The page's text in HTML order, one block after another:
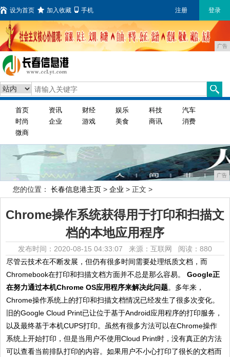
设为首页 加入收藏 手机 注册 登录
广告
首页 资讯 财经 娱乐 科技
汽车
时尚
企业 游戏 美食 商讯
消费
微商
广告
您的位置： 长春信息港主页 > 企业 > 正文 >
Chrome操作系统获得用于打印和扫描文
档的本地应用程序
发布时间：2020-08-15 04:33:07 来源：互联网 阅读：880
尽管云技术在不断发展，但仍有很多时间需要处理纸质文档，而
Chromebook在打印和扫描文档方面并不总是那么容易。Google正
在努力通过本机Chrome OS应用程序来解决此问题。多年来，
Chrome操作系统上的打印和扫描文档情况已经发生了很多次变化。
旧的Google Cloud Print已让位于基于Android应用程序的打印服务，
以及最终基于本机CUPS打印。虽然有很多方法可以在Chrome操作
系统上开始打印，但是当用户不使用Cloud Print时，没有真正的方法
可以查看当前排队打印的内容。如果用户不小心打印了很长的文档而